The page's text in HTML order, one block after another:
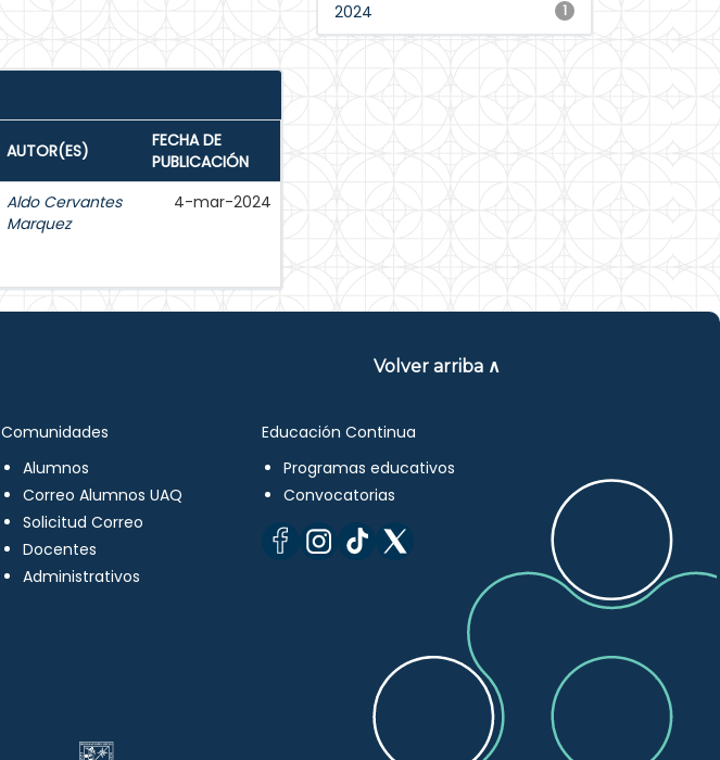
AUTOR(ES)
FECHA DE
PUBLICACIÓN
Aldo Cervantes
Marquez
4-mar-2024
1
2024
Volver arriba ∧
Comunidades
Alumnos
Correo Alumnos UAQ
Solicitud Correo
Docentes
Administrativos
Educación Continua
Programas educativos
Convocatorias